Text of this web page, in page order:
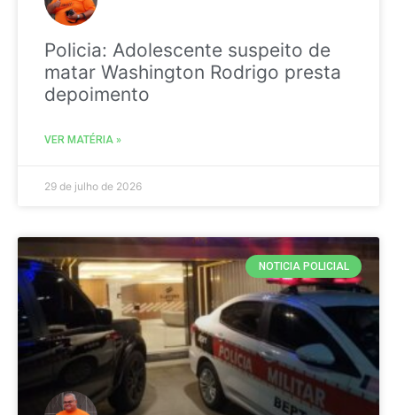
Policia: Adolescente suspeito de
matar Washington Rodrigo presta
depoimento
VER MATÉRIA »
29 de julho de 2026
NOTICIA POLICIAL